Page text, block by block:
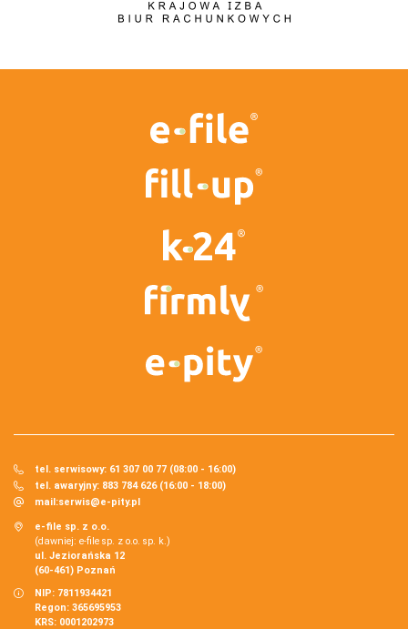
tel. serwisowy: 61 307 00 77 (08:00 - 16:00)
tel. awaryjny: 883 784 626 (16:00 - 18:00)
mail:serwis@e-pity.pl
e-file sp. z o.o.
(dawniej: e-file sp. z o.o. sp. k.)
ul. Jeziorańska 12
(60-461) Poznań
NIP: 7811934421
Regon: 365695953
KRS: 0001202973